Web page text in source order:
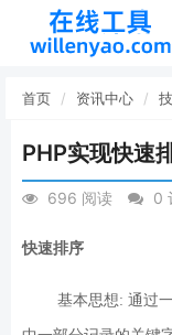
首页 资讯中心
PHP实现快速
696 阅读 0
快速排序
基本思想: 通过